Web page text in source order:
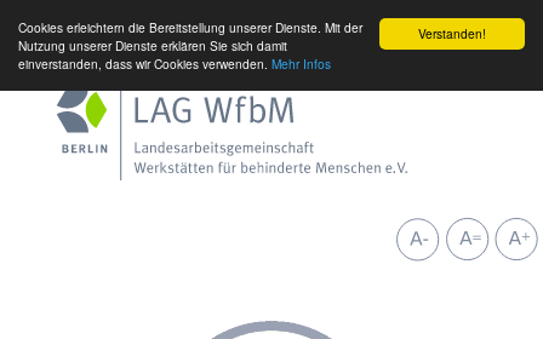
Verstanden!
Cookies erleichtern die Bereitstellung unserer Dienste. Mit der
Nutzung unserer Dienste erklären Sie sich damit
einverstanden, dass wir Cookies verwenden. Mehr Infos